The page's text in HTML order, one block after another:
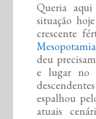
Queria
situação
crescente
Mesopotamia
deu
e lugar no
espalhou
atuais